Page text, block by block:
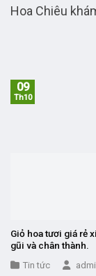
Hoa Chiêu
Giỏ hoa tươi giá rẻ
gũi và chân thành.
Tin tức
09
Th10